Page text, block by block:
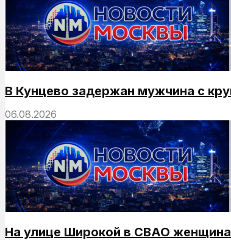
В Кунцево задержан мужчина с
06.08.2026
На улице Широкой в СВАО женщина